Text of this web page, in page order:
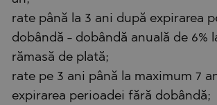
rate până la 3 ani după expirarea
dobândă - dobândă anuală de 6%
rămasă de plată;
rate pe 3 ani până la maximum 7
expirarea perioadei fără dobândă;